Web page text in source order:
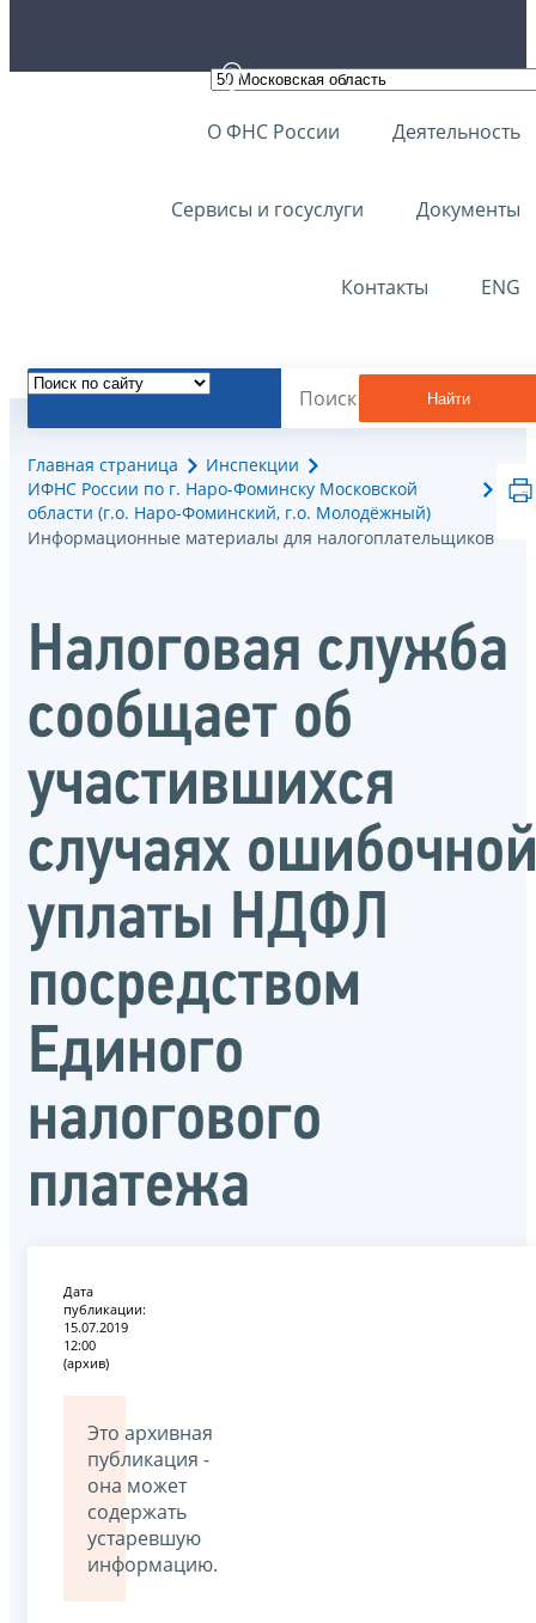
О ФНС России Деятельность
Сервисы и госуслуги Документы
Контакты ENG
Найти
Главная страница
Инспекции
ИФНС России по г. Наро-Фоминску Московской
области (г.о. Наро-Фоминский, г.о. Молодёжный)
Информационные материалы для налогоплательщиков
Налоговая служба
сообщает об
участившихся
случаях
уплаты НДФЛ
посредством
Единого
налогового
платежа
Дата
публикации:
15.07.2019
12:00
(архив)
Это архивная
публикация -
она может
содержать
устаревшую
информацию.